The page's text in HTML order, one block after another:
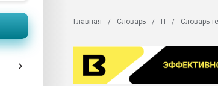
Вакуум-формовочные машины:
ближайшее подмосковье, с.-в.
28.07.2026 Автоматизация выходит на
первый план в переработке
Главная Словарь П Словарь